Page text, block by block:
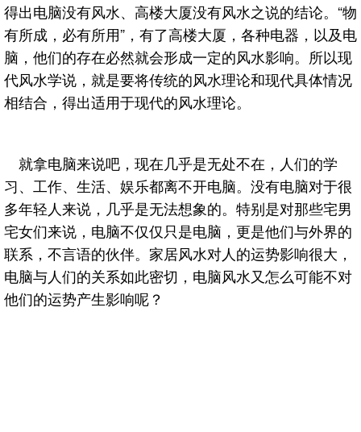
得出电脑没有风水、高楼大厦没有风水之说的结论。“物
有所成，必有所用”，有了高楼大厦，各种电器，以及电
脑，他们的存在必然就会形成一定的风水影响。所以现
代风水学说，就是要将传统的风水理论和现代具体情况
相结合，得出适用于现代的风水理论。
就拿电脑来说吧，现在几乎是无处不在，人们的学
习、工作、生活、娱乐都离不开电脑。没有电脑对于很
多年轻人来说，几乎是无法想象的。特别是对那些宅男
宅女们来说，电脑不仅仅只是电脑，更是他们与外界的
联系，不言语的伙伴。家居风水对人的运势影响很大，
电脑与人们的关系如此密切，电脑风水又怎么可能不对
他们的运势产生影响呢？